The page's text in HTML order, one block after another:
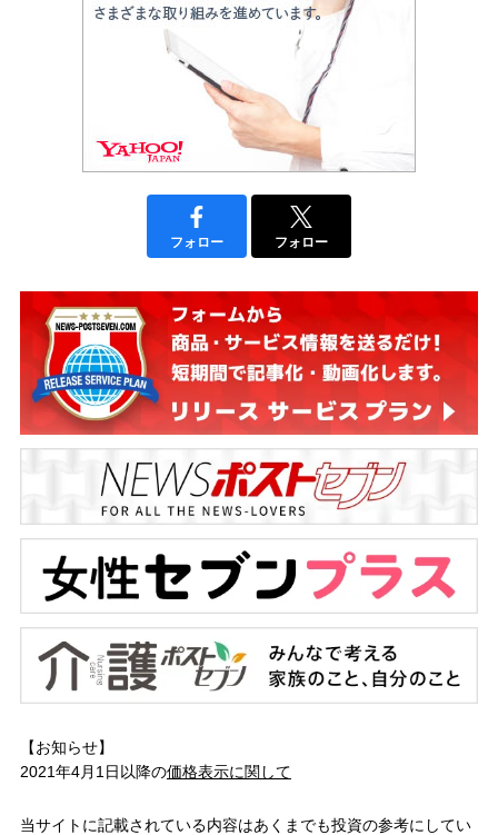
フォロー フォロー
【お知らせ】
2021年4月1日以降の価格表示に関して
当サイトに記載されている内容はあくまでも投資の参考にしてい